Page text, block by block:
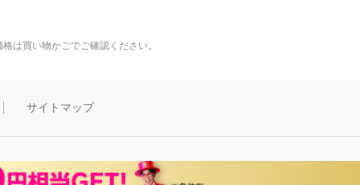
は買い物かごでご確認ください。
サイトマップ